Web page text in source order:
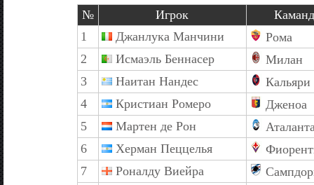
№ Игрок
1
Джанлука Манчини
Рома
2
Исмаэль Беннасер
Милан
3
Наитан Нандес
Кальяри
4
Кристиан Ромеро
Дженоа
5
Мартен де Рон
6
Херман Пеццелья
7
Роналду Виейра